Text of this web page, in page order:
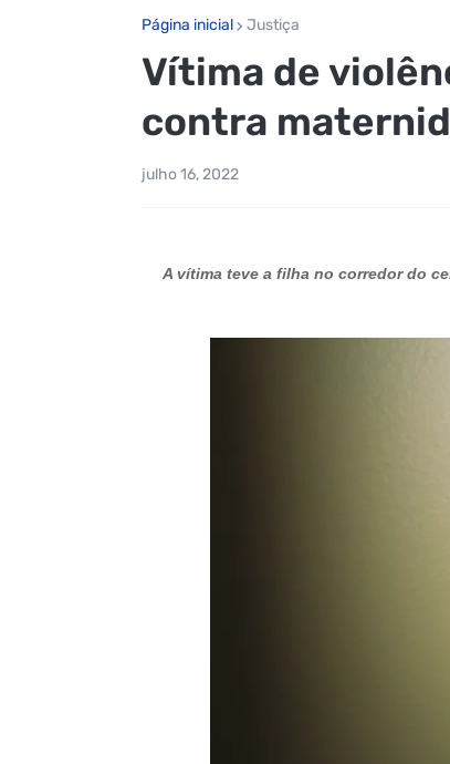
Página inicial Justiça
Vítima de
contra
julho 16, 2022
A vítima teve a filha no corredor do